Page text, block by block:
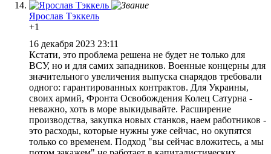
Ярослав Тэккель
+1
16 декабря 2023 23:11
Кстати, это проблема решена не будет не только для
ВСУ, но и для самих западников. Военные концерны для
значительного увеличения выпуска снарядов требовали
одного: гарантированных контрактов. Для Украины,
своих армий, Фронта Освобождения Колец Сатурна -
неважно, хоть в море выкидывайте. Расширение
производства, закупка новых станков, наем работников -
это расходы, которые нужны уже сейчас, но окупятся
только со временем. Подход "вы сейчас вложитесь, а мы